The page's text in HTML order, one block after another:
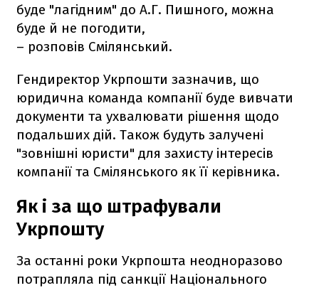
буде "лагідним" до А.Г. Пишного, можна
буде й не погодити,
– розповів Смілянський.
Гендиректор Укрпошти зазначив, що
юридична команда компанії буде вивчати
документи та ухвалювати рішення щодо
подальших дій. Також будуть залучені
"зовнішні юристи" для захисту інтересів
компанії та Смілянського як її керівника.
Як і за що штрафували
Укрпошту
За останні роки Укрпошта неодноразово
потрапляла під санкції Національного